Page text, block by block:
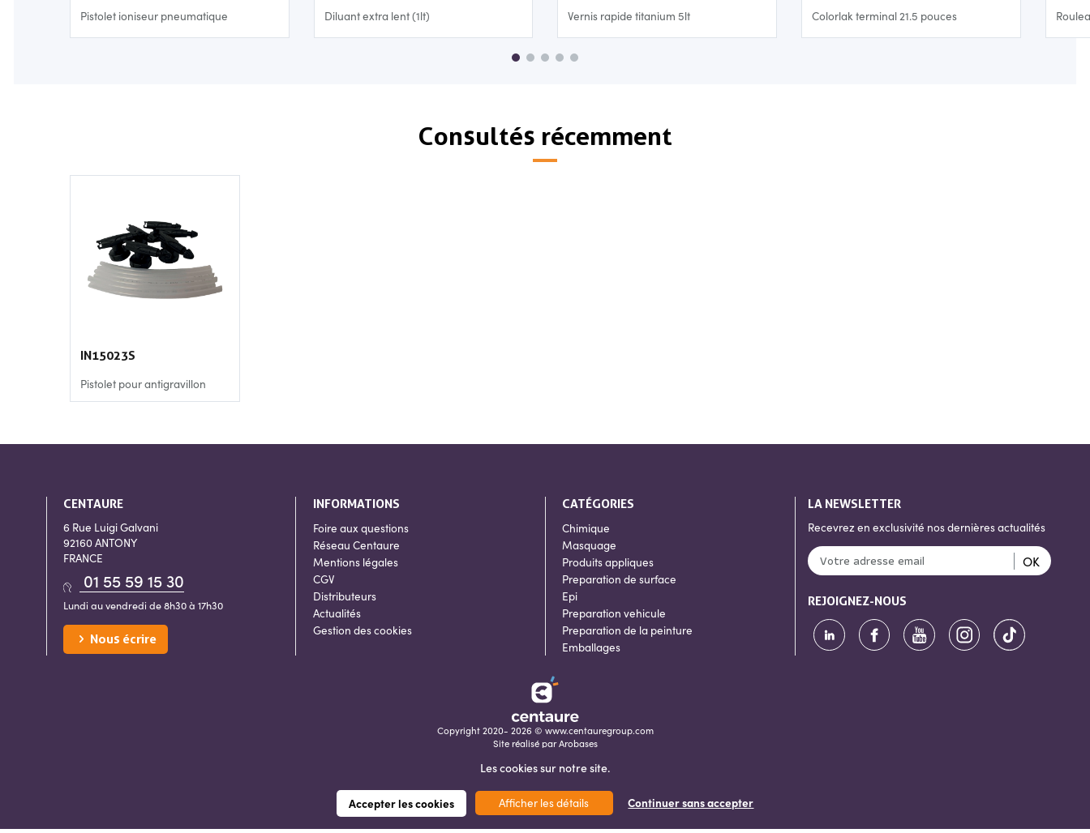
Pistolet ioniseur pneumatique Diluant extra lent (1lt) Vernis rapide titanium 5lt Colorlak terminal 21.5 pouces
Consultés récemment
IN15023S
Pistolet pour antigravillon
CENTAURE
6 Rue Luigi Galvani
92160 ANTONY
FRANCE
01 55 59 15 30
Lundi au vendredi de 8h30 à 17h30
Nous écrire
INFORMATIONS
Foire aux questions
Réseau Centaure
Mentions légales
CGV
Distributeurs
Actualités
Gestion des cookies
CATÉGORIES
Chimique
Masquage
Produits appliques
Preparation de surface
Epi
Preparation vehicule
Preparation de la peinture
Emballages
LA NEWSLETTER
Recevrez en exclusivité nos dernières actualités
OK
REJOIGNEZ-NOUS
Copyright 2020- 2026 © www.centauregroup.com
Site réalisé parArobases
Les cookies sur notre site.
Accepter les cookies Afficher les détails Continuer sans accepter